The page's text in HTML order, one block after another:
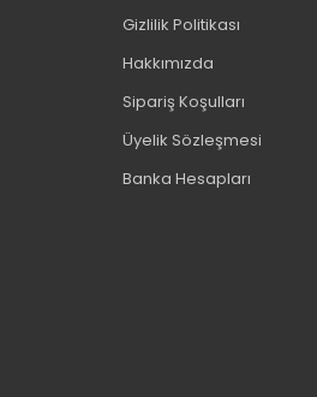
Gizlilik Politikası
Hakkımızda
Sipariş Koşulları
Üyelik Sözleşmesi
Banka Hesapları